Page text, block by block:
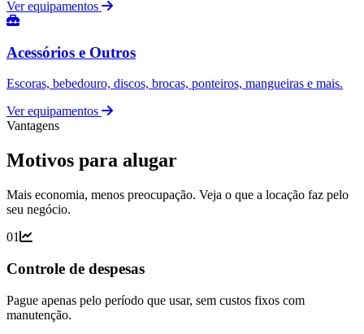
Ver equipamentos
Acessórios e Outros
Escoras, bebedouro, discos, brocas, ponteiros, mangueiras e mais.
Ver equipamentos
Vantagens
Motivos para alugar
Mais economia, menos preocupação. Veja o que a locação faz pelo
seu negócio.
01
Controle de despesas
Pague apenas pelo período que usar, sem custos fixos com
manutenção.